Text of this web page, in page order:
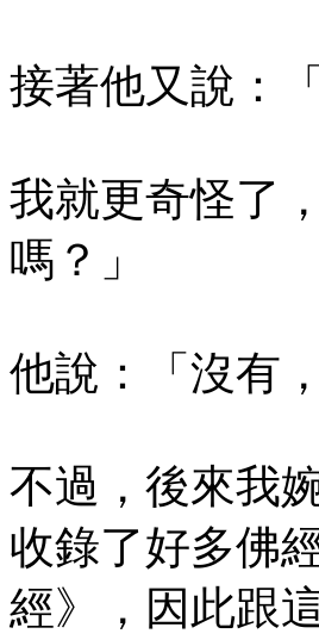
接著他又說：
我就更奇怪了
嗎？」
他說：「沒有
不過，後來我
收錄了好多佛
經》，因此跟